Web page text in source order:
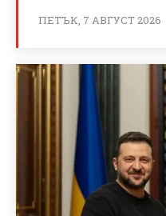
ПЕТЪК, 7 АВГУСТ 2026